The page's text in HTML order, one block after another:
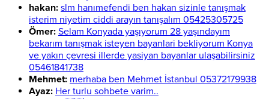
hakan: slm hanımefendi ben hakan sizinle tanışmak
isterim niyetim ciddi arayın tanışalım 05425305725
Ömer: Selam Konyada yaşıyorum 28 yaşındayım
bekarım tanışmak isteyen bayanlari bekliyorum Konya
ve yakın çevresi illerde yasiyan bayanlar ulaşabilirsiniz
05461841738
Mehmet: merhaba ben Mehmet İstanbul 05372179938
Ayaz: Her turlu sohbete varim..